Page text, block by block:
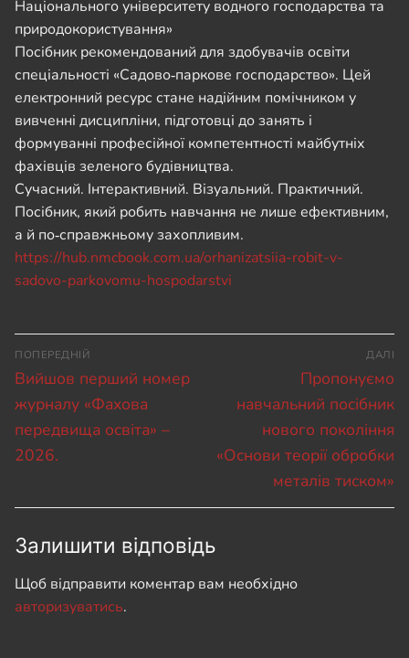
Національного університету водного господарства та
природокористування»
Посібник рекомендований для здобувачів освіти
спеціальності «Садово‑паркове господарство». Цей
електронний ресурс стане надійним помічником у
вивченні дисципліни, підготовці до занять і
формуванні професійної компетентності майбутніх
фахівців зеленого будівництва.
Сучасний. Інтерактивний. Візуальний. Практичний.
Посібник, який робить навчання не лише ефективним,
а й по‑справжньому захопливим.
https://hub.nmcbook.com.ua/orhanizatsiia-robit-v-
sadovo-parkovomu-hospodarstvi
Навігація
записів
ПОПЕРЕДНІЙ
Попередній
запис:
Вийшов перший номер
журналу «Фахова
передвища освіта» –
2026.
ДАЛІ
Наступний
запис:
Пропонуємо
навчальний посібник
нового покоління
«Основи теорії обробки
металів тиском»
Залишити відповідь
Щоб відправити коментар вам необхідно
авторизуватись.